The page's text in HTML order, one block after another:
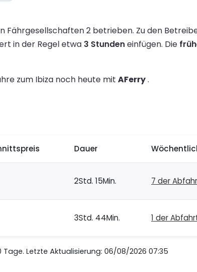
Fährgesellschaften 2 betrieben. Zu den
in der Regel etwa 3 Stundeneinfügen. Die
zum Ibiza noch heute mit AFerry.
Dauer
2Std. 15Min. 7 der
3Std. 44Min. 1 der
Letzte Aktualisierung: 06/08/2026 07:35